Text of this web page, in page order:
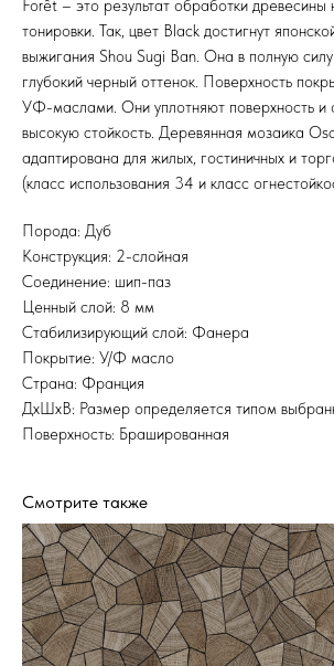
Forêt – это результат обработки
тонировки. Так, цвет Black достигнут
выжигания Shou Sugi Ban. Она в полную
глубокий черный оттенок. Поверхность
УФ-маслами. Они уплотняют поверхность и
высокую стойкость. Деревянная мозаика
адаптирована для жилых, гостиничных и
(класс использования 34 и класс
Порода: Дуб
Конструкция: 2-слойная
Соединение: шип-паз
Ценный слой: 8 мм
Стабилизирующий слой: Фанера
Покрытие: У/Ф масло
Страна: Франция
ДхШхВ: Размер определяется типом
Поверхность: Брашированная
Смотрите также